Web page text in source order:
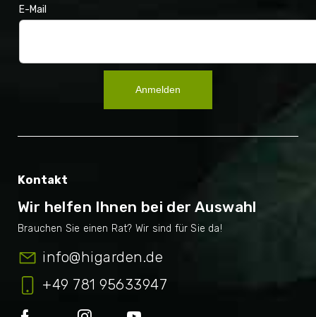
E-Mail
Anmelden
Kontakt
Wir helfen Ihnen bei der Auswahl
info@higarden.de
+49 781 95633947